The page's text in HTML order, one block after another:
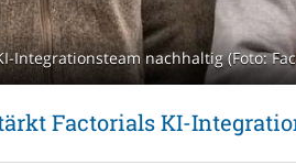
Integrationsteam nachhaltig (Foto:
Factorials KI-